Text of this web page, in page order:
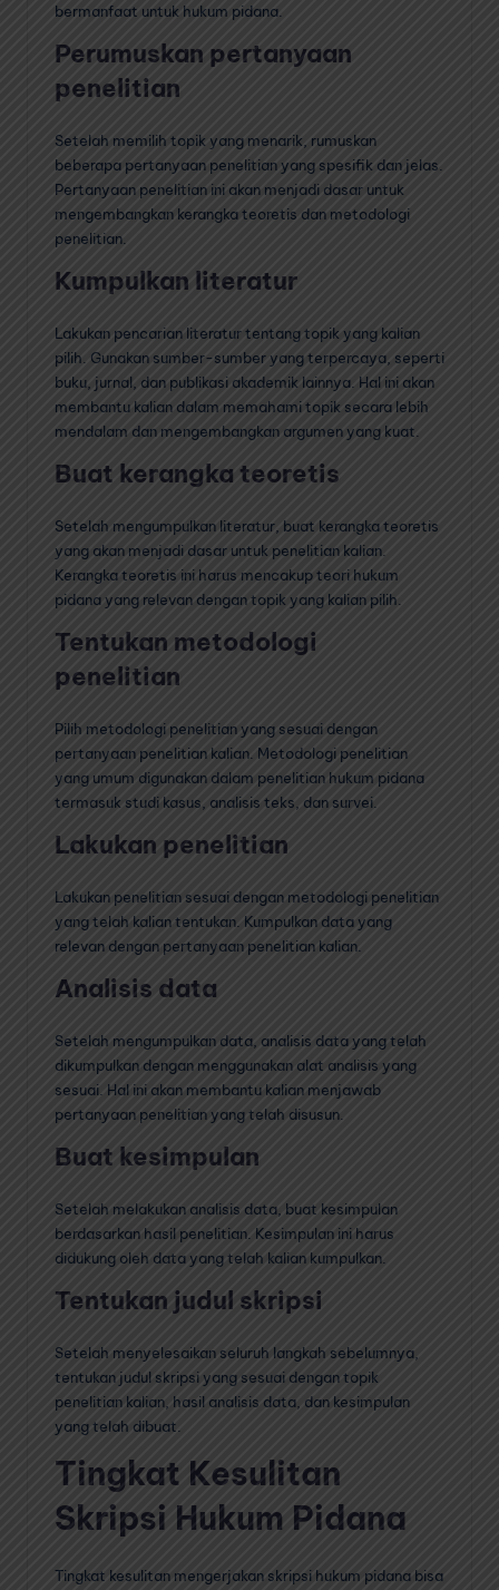
bermanfaat untuk hukum pidana.
Perumuskan pertanyaan
penelitian
Setelah memilih topik yang menarik, rumuskan
beberapa pertanyaan penelitian yang spesifik dan jelas.
Pertanyaan penelitian ini akan menjadi dasar untuk
mengembangkan kerangka teoretis dan metodologi
penelitian.
Kumpulkan literatur
Lakukan pencarian literatur tentang topik yang kalian
pilih. Gunakan sumber-sumber yang terpercaya, seperti
buku, jurnal, dan publikasi akademik lainnya. Hal ini akan
membantu kalian dalam memahami topik secara lebih
mendalam dan mengembangkan argumen yang kuat.
Buat kerangka teoretis
Setelah mengumpulkan literatur, buat kerangka teoretis
yang akan menjadi dasar untuk penelitian kalian.
Kerangka teoretis ini harus mencakup teori hukum
pidana yang relevan dengan topik yang kalian pilih.
Tentukan metodologi
penelitian
Pilih metodologi penelitian yang sesuai dengan
pertanyaan penelitian kalian. Metodologi penelitian
yang umum digunakan dalam penelitian hukum pidana
termasuk studi kasus, analisis teks, dan survei.
Lakukan penelitian
Lakukan penelitian sesuai dengan metodologi penelitian
yang telah kalian tentukan. Kumpulkan data yang
relevan dengan pertanyaan penelitian kalian.
Analisis data
Setelah mengumpulkan data, analisis data yang telah
dikumpulkan dengan menggunakan alat analisis yang
sesuai. Hal ini akan membantu kalian menjawab
pertanyaan penelitian yang telah disusun.
Buat kesimpulan
Setelah melakukan analisis data, buat kesimpulan
berdasarkan hasil penelitian. Kesimpulan ini harus
didukung oleh data yang telah kalian kumpulkan.
Tentukan judul skripsi
Setelah menyelesaikan seluruh langkah sebelumnya,
tentukan judul skripsi yang sesuai dengan topik
penelitian kalian, hasil analisis data, dan kesimpulan
yang telah dibuat.
Tingkat Kesulitan
Skripsi Hukum Pidana
Tingkat kesulitan mengerjakan skripsi hukum pidana bisa